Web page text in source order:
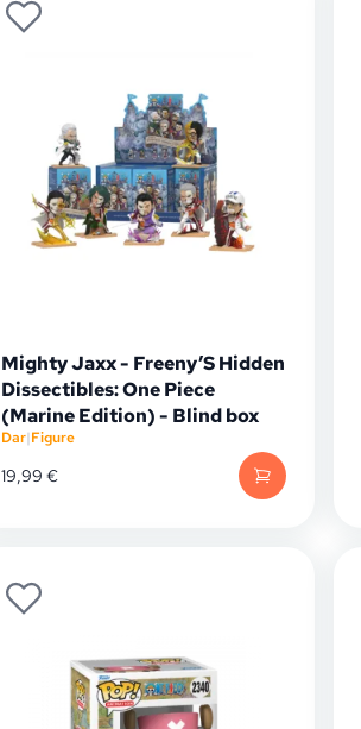
Mighty Jaxx - Freeny’S Hidden
Dissectibles: One Piece
(Marine Edition) - Blind box
Dar|Figure
19,99 €